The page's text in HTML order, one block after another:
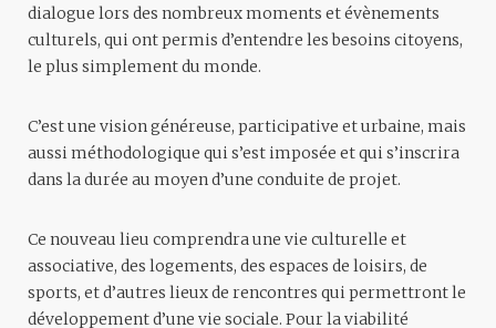
dialogue lors des nombreux moments et évènements
culturels, qui ont permis d’entendre les besoins citoyens,
le plus simplement du monde.
C’est une vision généreuse, participative et urbaine, mais
aussi méthodologique qui s’est imposée et qui s’inscrira
dans la durée au moyen d’une conduite de projet.
Ce nouveau lieu comprendra une vie culturelle et
associative, des logements, des espaces de loisirs, de
sports, et d’autres lieux de rencontres qui permettront le
développement d’une vie sociale. Pour la viabilité